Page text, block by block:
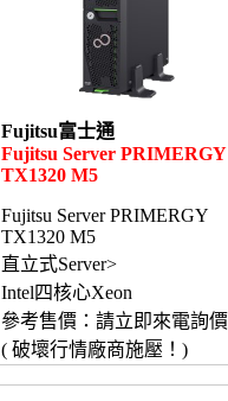
Fujitsu富士通
Fujitsu Server PRIMERGY
TX1320 M5
Fujitsu Server PRIMERGY
TX1320 M5
直立式Server>
Intel四核心Xeon
參考售價：請立即來電詢價
( 破壞行情廠商施壓！)